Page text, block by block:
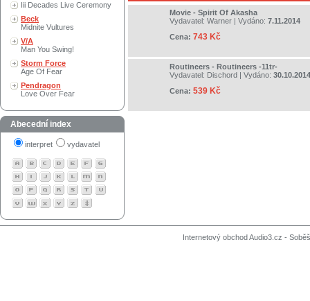
Iii Decades Live Ceremony
Beck
Midnite Vultures
V/A
Man You Swing!
Storm Force
Age Of Fear
Pendragon
Love Over Fear
Abecední index
interpret vydavatel
Movie - Spirit Of Akasha
Vydavatel: Warner | Vydáno: 7.11.2014
Cena: 743 Kč
Routineers - Routineers -11tr-
Vydavatel: Dischord | Vydáno: 30.10.2014
Cena: 539 Kč
Internetový obchod Audio3.cz -